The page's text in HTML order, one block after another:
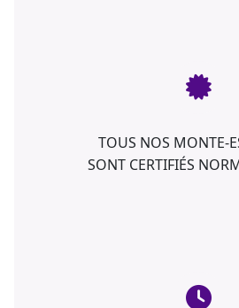
TOUS NOS MONTE-
SONT CERTIFIÉS